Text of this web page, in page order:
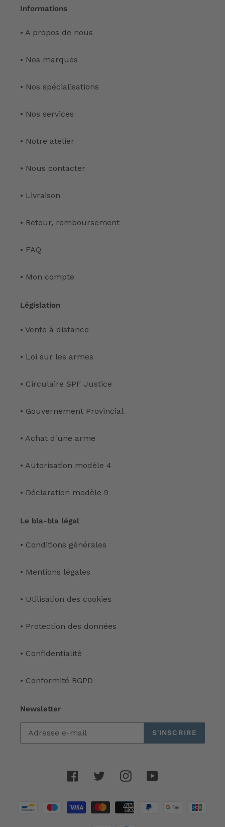
Informations
• A propos de nous
• Nos marques
• Nos spécialisations
• Nos services
• Notre atelier
• Nous contacter
• Livraison
• Retour, remboursement
• FAQ
• Mon compte
Législation
• Vente à distance
• Loi sur les armes
• Circulaire SPF Justice
• Gouvernement Provincial
• Achat d'une arme
• Autorisation modèle 4
• Déclaration modèle 9
Le bla-bla légal
• Conditions générales
• Mentions légales
• Utilisation des cookies
• Protection des données
• Confidentialité
• Conformité RGPD
Newsletter
S'INSCRIRE
FacebookTwitterInstagram
Moyens
de